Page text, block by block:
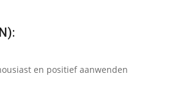
en positief aanwenden